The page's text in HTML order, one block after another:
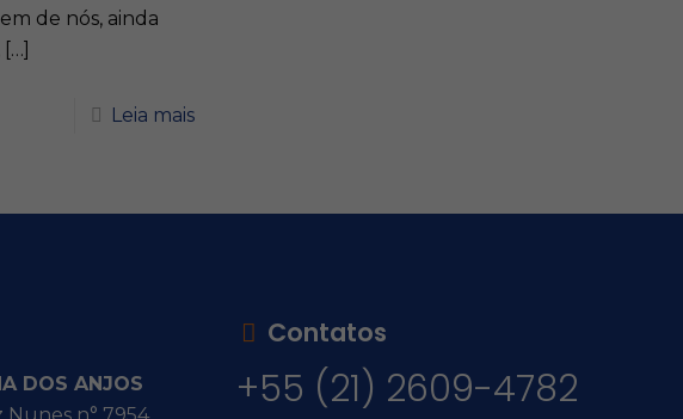
de nós, ainda
[…]
Leia mais
DOS ANJOS
Contatos
+55 (21) 2609-4782